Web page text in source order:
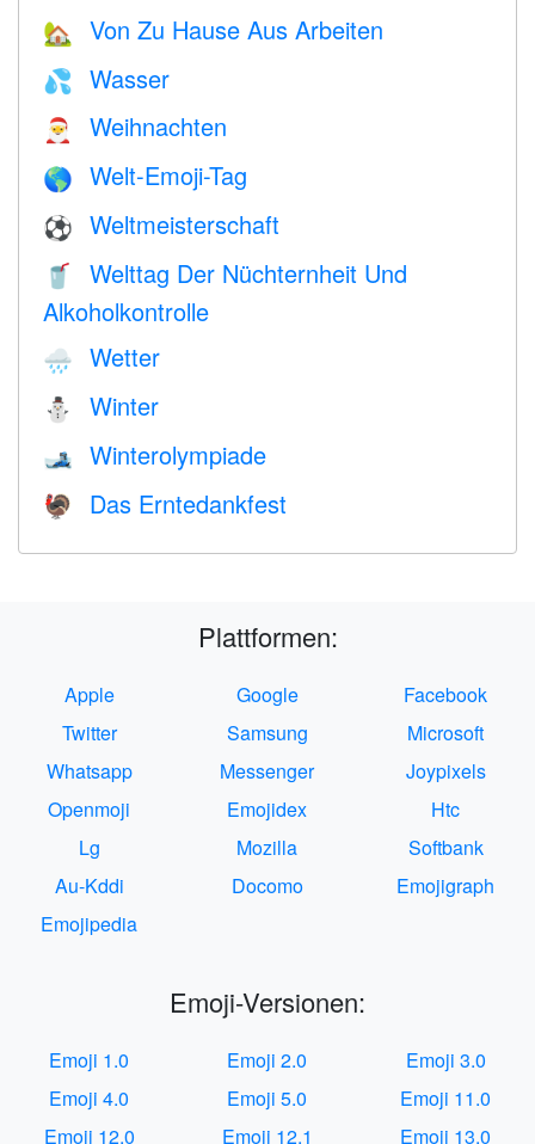
🏡 Von Zu Hause Aus Arbeiten
💦 Wasser
🎅 Weihnachten
🌎 Welt-Emoji-Tag
⚽ Weltmeisterschaft
🥤
Welttag Der Nüchternheit Und
Alkoholkontrolle
🌧 Wetter
⛄ Winter
🎿 Winterolympiade
🦃 Das Erntedankfest
Plattformen:
Apple Google
Facebook
Twitter
Samsung
Microsoft
Whatsapp
Messenger
Joypixels
Openmoji
Emojidex
Htc
Lg
Mozilla
Softbank
Au-Kddi
Docomo
Emojigraph
Emojipedia
Emoji-Versionen:
Emoji 1.0 Emoji 2.0
Emoji 3.0
Emoji 4.0
Emoji 5.0
Emoji 11.0
Emoji 12.0
Emoji 12.1 Emoji 13.0